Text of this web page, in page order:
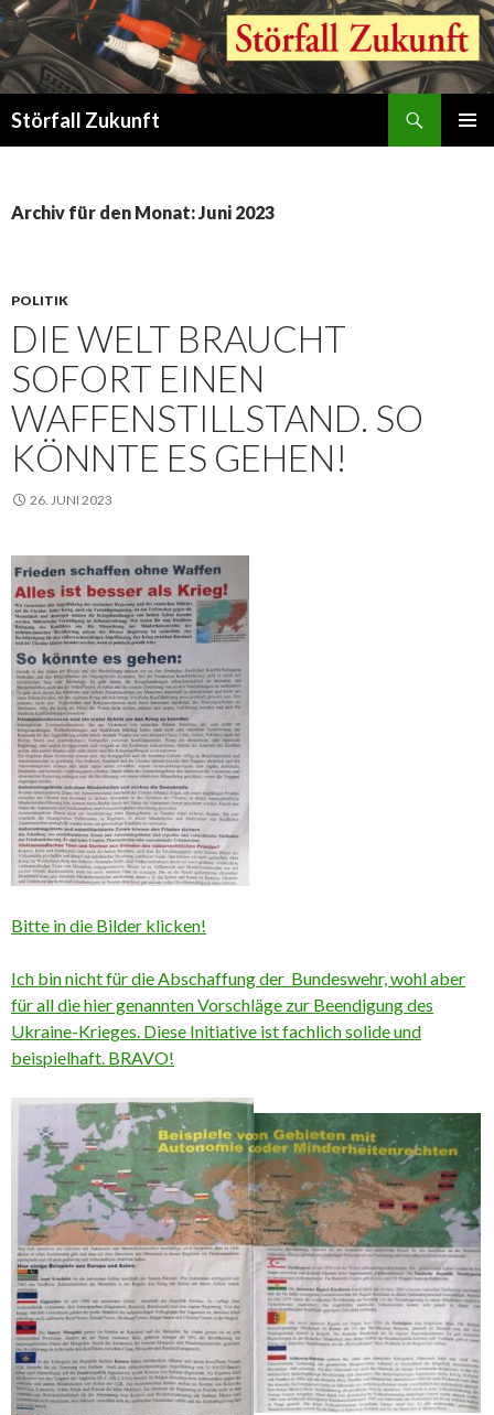
Störfall Zukunft
Archiv für den Monat: Juni 2023
POLITIK
DIE WELT BRAUCHT
SOFORT EINEN
WAFFENSTILLSTAND. SO
KÖNNTE ES GEHEN!
26. JUNI 2023
Bitte in die Bilder klicken!
Ich bin nicht für die Abschaffung der Bundeswehr, wohl aber
für all die hier genannten Vorschläge zur Beendigung des
Ukraine-Krieges. Diese Initiative ist fachlich solide und
beispielhaft. BRAVO!